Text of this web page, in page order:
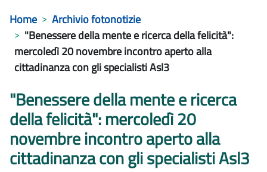
Home
Archivio fotonotizie
"Benessere della mente e ricerca della felicità":
mercoledì 20 novembre incontro aperto alla
cittadinanza con gli specialisti Asl3
"Benessere della mente e ricerca
della felicità": mercoledì 20
novembre incontro aperto alla
cittadinanza con gli specialisti Asl3